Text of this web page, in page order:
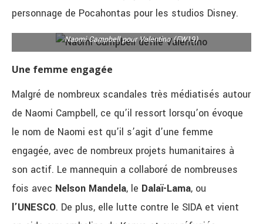
personnage de Pocahontas pour les studios Disney.
Naomi Campbell pour Valentino (FW19)
Une femme engagée
Malgré de nombreux scandales très médiatisés autour
de Naomi Campbell, ce qu’il ressort lorsqu’on évoque
le nom de Naomi est qu’il s’agit d’une femme
engagée, avec de nombreux projets humanitaires à
son actif. Le mannequin a collaboré de nombreuses
fois avec Nelson Mandela, le Dalaï-Lama, ou
l’UNESCO. De plus, elle lutte contre le SIDA et vient